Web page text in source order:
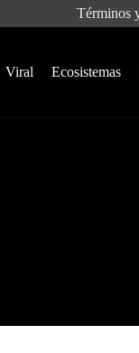
Términos
Viral Ecosistemas